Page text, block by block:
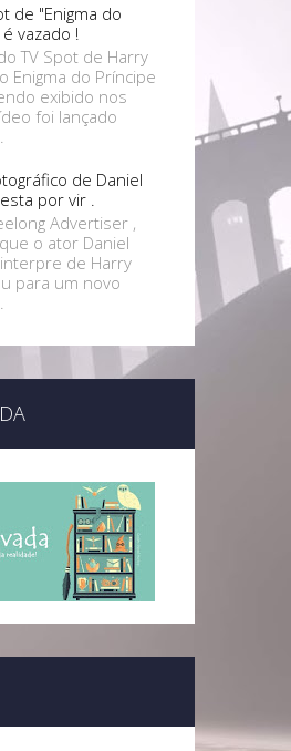
de "Enigma do
vazado !
TV Spot de Harry
Enigma do Príncipe
exibido nos
foi lançado
de Daniel
por vir .
Advertiser ,
o ator Daniel
de Harry
para um novo